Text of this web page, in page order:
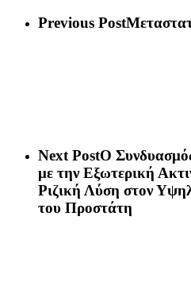
Previous Post
Next PostΟ
με την Εξωτερική
Ριζική Λύση στον
του Προστάτη